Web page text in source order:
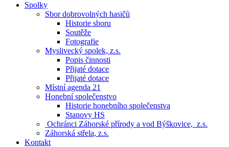
Spolky
Sbor dobrovolných hasičů
Historie sboru
Soutěže
Fotografie
Myslivecký spolek, z.s.
Popis činnosti
Přijaté dotace
Přijaté dotace
Místní agenda 21
Honební společenstvo
Historie honebního společenstva
Stanovy HS
Ochránci Záhorské přírody a vod Býškovice, z.s.
Záhorská střela, z.s.
Kontakt